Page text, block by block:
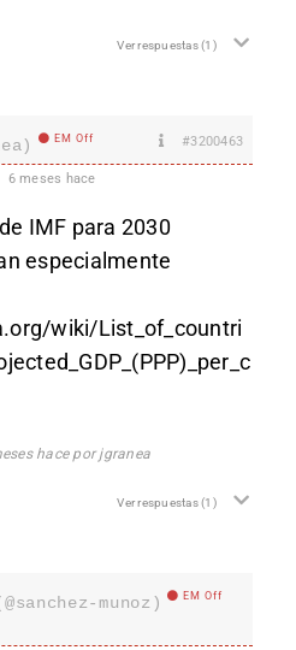
Ver respuestas(1)
EM Off #3200463
6 meses hace
IMF para 2030
especialmente
wiki/List_of_countri
hace por jgranea
Ver respuestas(1)
munoz) EM Off